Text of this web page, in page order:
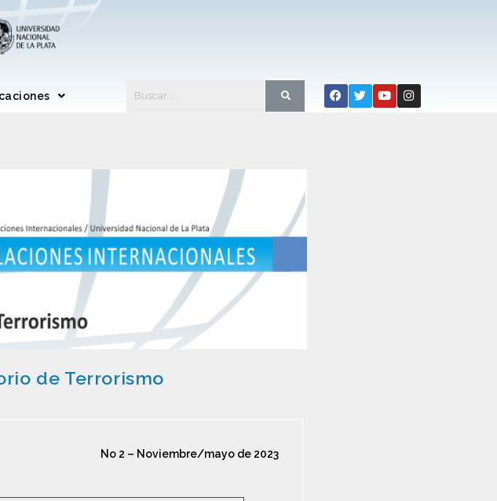
de Terrorismo
No 2 – Noviembre/mayo de 2023